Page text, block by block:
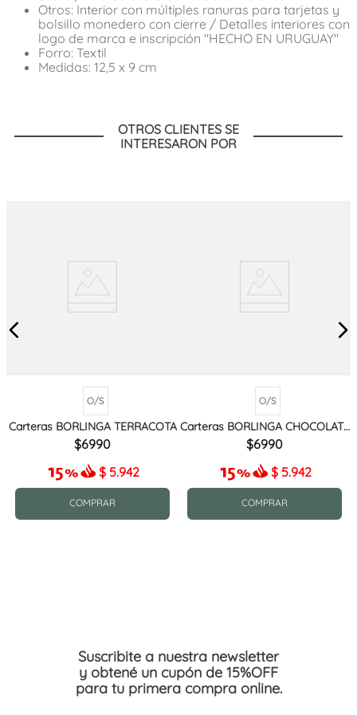
Otros: Interior con múltiples ranuras para tarjetas y
bolsillo monedero con cierre / Detalles interiores con
logo de marca e inscripción "HECHO EN URUGUAY"
Forro: Textil
Medidas: 12,5 x 9 cm
OTROS CLIENTES SE
INTERESARON POR
O/S
Carteras BORLINGA TERRACOTA
6990
$ 5.942
COMPRAR
O/S
Carteras BORLINGA CHOCOLATE
MIX
6990
$ 5.942
COMPRAR
Suscribite a nuestra newsletter
y obtené un cupón de 15%OFF
para tu primera compra online.